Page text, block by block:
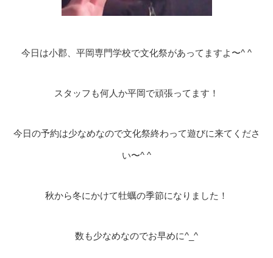
今日は小郡、平岡専門学校で文化祭があってますよ〜^ ^
スタッフも何人か平岡で頑張ってます！
今日の予約は少なめなので文化祭終わって遊びに来てくださ
い〜^ ^
秋から冬にかけて牡蠣の季節になりました！
数も少なめなのでお早めに^_^